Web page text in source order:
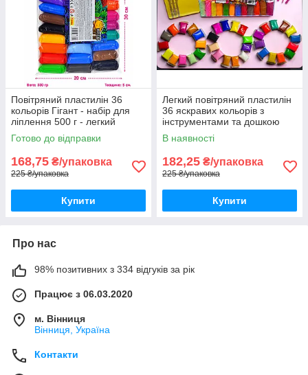
Повітряний пластилін 36
кольорів Гігант - набір для
ліплення 500 г - легкий
м’який пластилін для дітей
Готово до відправки
168,75 ₴/упаковка
225 ₴/упаковка
Купити
Легкий повітряний пластилін
36 яскравих кольорів з
інструментами та дошкою
для ліплення
В наявності
182,25 ₴/упаковка
225 ₴/упаковка
Купити
Про нас
98% позитивних з 334 відгуків за рік
Працює з 06.03.2020
м. Вінниця
Вінниця, Україна
Контакти